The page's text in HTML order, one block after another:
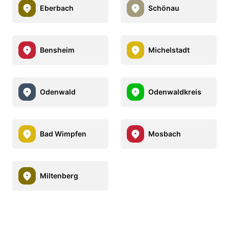
Eberbach Schönau
Bensheim Michelstadt
Odenwald Odenwaldkreis
Bad Wimpfen Mosbach
Miltenberg